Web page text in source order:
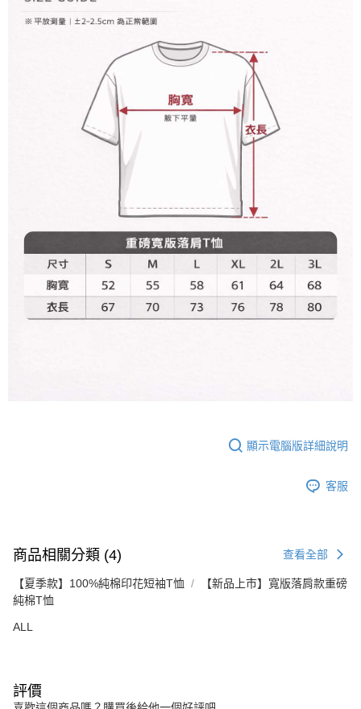
易，需依本服務之必要範圍內提供個人資料，並將交易相關給付款項請求債
２．關於個人資料處理事宜，請瀏覽以下網址：
https://aftee.tw/terms/#terms3
３．未成年的使用者請事先徵得法定代理人或監護人之同意方可使用
「AFTEE先享後付」，若未經同意申辦者引起之損失，本公司不負相關責
４．使用「AFTEE先享後付」時，將依據個別帳號之用戶狀況，依本公司即
時審查核予不同之上限額度；若仍有額度不足之情形，本公司將視審查結果
請求用戶進行身份認證。
５．嚴禁一人註冊多個帳號或使用他人資訊註冊。若發現惡意使用之情形，
顯示電腦版詳細說明
客服
商品相關分類 (4) 查看全部
【夏季款】100%純棉印花短袖T恤
【新品上市】寬版落肩款重磅
純棉T恤
ALL
評價